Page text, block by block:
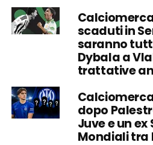
scaduti in
saranno
Dybala a
trattative
dopo
Juve e un ex
Mondiali